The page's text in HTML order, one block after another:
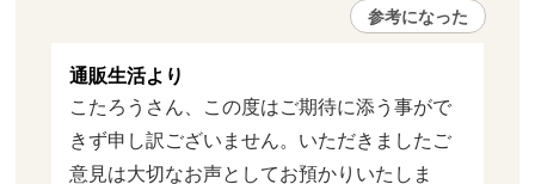
参考になった
通販生活より
こたろうさん、この度はご期待に添う事がで
きず申し訳ございません。いただきましたご
意見は大切なお声としてお預かりいたしま